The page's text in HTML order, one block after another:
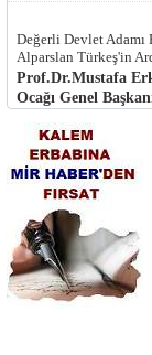
Değerli Devlet Adamı
Alparslan Türkeş'in
Prof.Dr.Mustafa
Ocağı Genel